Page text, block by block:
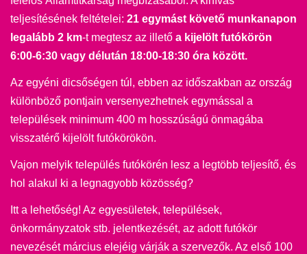
teljesítésének feltételei: 21 egymást követő munkanapon
legalább 2 km-t megtesz az illető a kijelölt futókörön
6:00-6:30 vagy délután 18:00-18:30 óra között.
Az egyéni dicsőségen túl, ebben az időszakban az ország
különböző pontjain versenyezhetnek egymással a
települések minimum 400 m hosszúságú önmagába
visszatérő kijelölt futókörökön.
Vajon melyik település futókörén lesz a legtöbb teljesítő, és
hol alakul ki a legnagyobb közösség?
Itt a lehetőség! Az egyesületek, települések,
önkormányzatok stb. jelentkezését, az adott futókör
nevezését március elejéig várják a szervezők. Az első 100